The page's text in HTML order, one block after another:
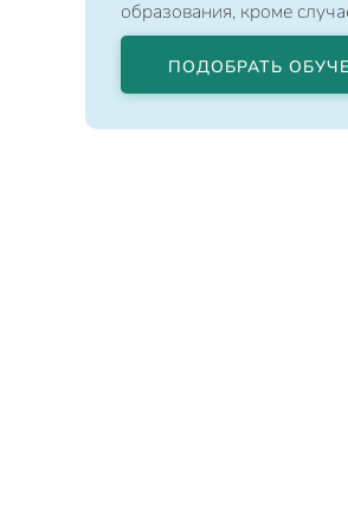
образования, кроме
ПОДОБРАТЬ